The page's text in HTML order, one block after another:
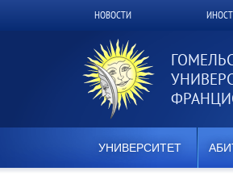
Верхнее
меню
НОВОСТИ
УНИВЕРСИТЕТ